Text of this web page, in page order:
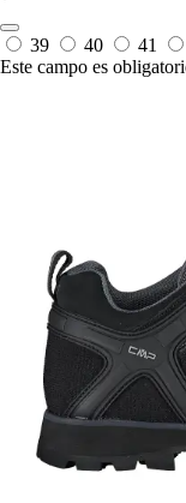
39 40 41
Este campo es